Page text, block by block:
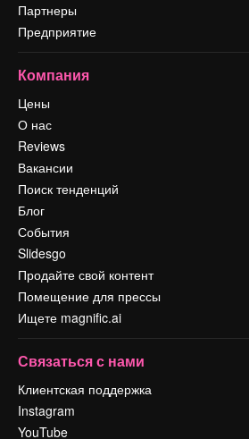
Партнеры
Предприятие
Компания
Цены
О нас
Reviews
Вакансии
Поиск тенденций
Блог
События
Slidesgo
Продайте свой контент
Помещение для прессы
Ищете magnific.ai
Связаться с нами
Клиентская поддержка
Instagram
YouTube